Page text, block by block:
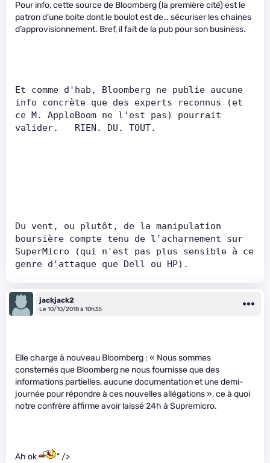
Pour info, cette source de Bloomberg (la première cité) est le
patron d’une boite dont le boulot est de… sécuriser les chaines
d’approvisionnement. Bref, il fait de la pub pour son business.
Et comme d'hab, Bloomberg ne publie aucune
info concrète que des experts reconnus (et
ce M. AppleBoom ne l'est pas) pourrait
valider.   RIEN. DU. TOUT.
Du vent, ou plutôt, de la manipulation
boursière compte tenu de l'acharnement sur
SuperMicro (qui n'est pas plus sensible à ce
genre d'attaque que Dell ou HP).
jackjack2
Le 10/10/2018 à 10h35
Elle charge à nouveau Bloomberg : « Nous sommes
consternés que Bloomberg ne nous fournisse que des
informations partielles, aucune documentation et une demi-
journée pour répondre à ces nouvelles allégations », ce à quoi
notre confrère affirme avoir laissé 24h à Supremicro.
Ah ok " />